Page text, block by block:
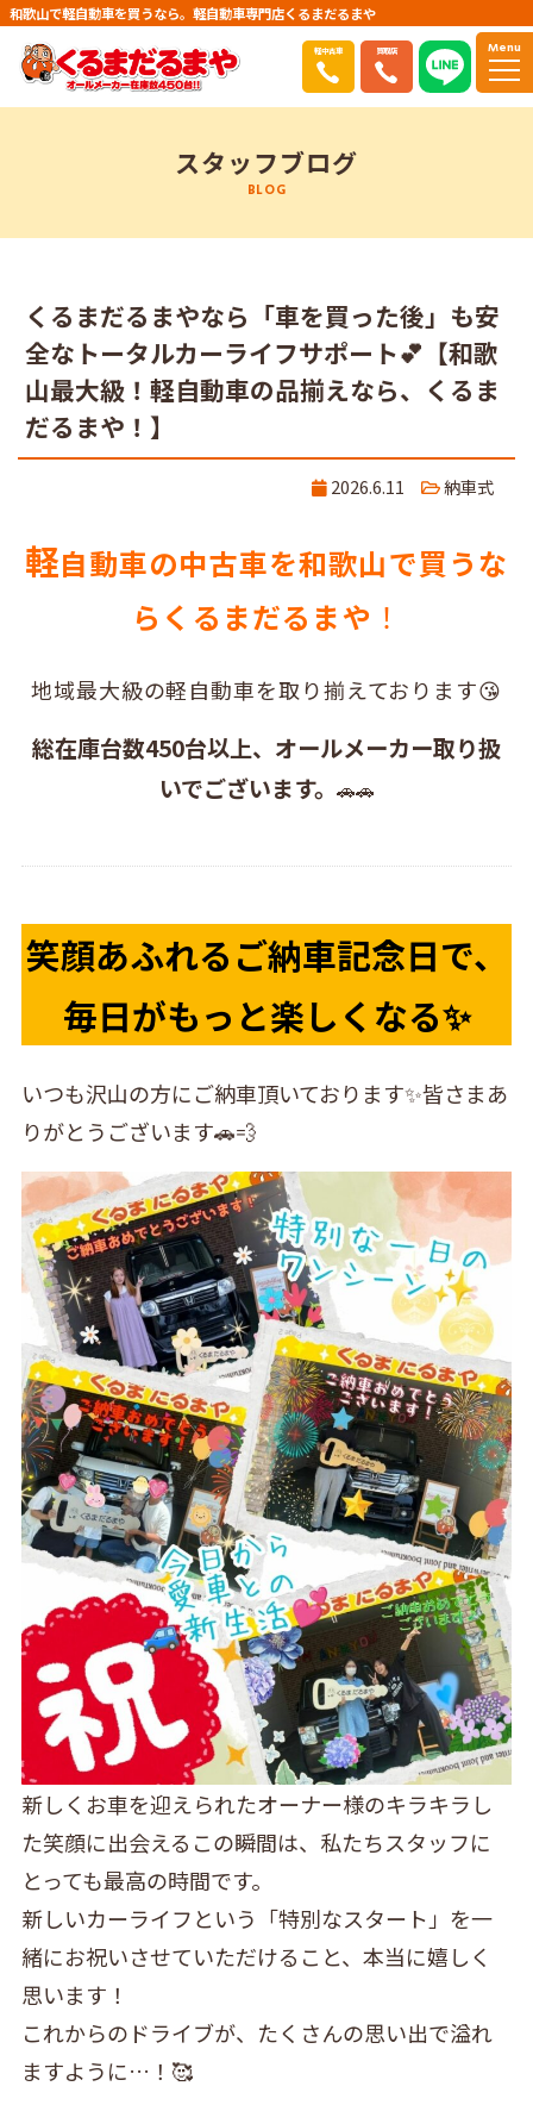
和歌山で軽自動車を買うなら。軽自動車専門店くるまだるまや
軽中古車 買取店 Menu
スタッフブログ
BLOG
くるまだるまやなら「車を買った後」も安
全なトータルカーライフサポート💕【和歌
山最大級！軽自動車の品揃えなら、くるま
だるまや！】
2026.6.11 納車式
軽自動車の中古車を和歌山で買うな
らくるまだるまや ！
地域最大級の軽自動車を取り揃えております😘
総在庫台数450台以上、オールメーカー取り扱
いでございます。 🚗🚗
笑顔あふれるご納車記念日で、
毎日がもっと楽しくなる✨
いつも沢山の方にご納車頂いております✨皆さまあ
りがとうございます🚗💨
新しくお車を迎えられたオーナー様のキラキラし
た笑顔に出会えるこの瞬間は、私たちスタッフに
とっても最高の時間です。
新しいカーライフという「特別なスタート」を一
緒にお祝いさせていただけること、本当に嬉しく
思います！
これからのドライブが、たくさんの思い出で溢れ
ますように…！🥰